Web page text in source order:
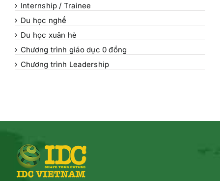
Internship / Trainee
Du học nghề
Du học xuân hè
Chương trình giáo dục 0 đồng
Chương trình Leadership